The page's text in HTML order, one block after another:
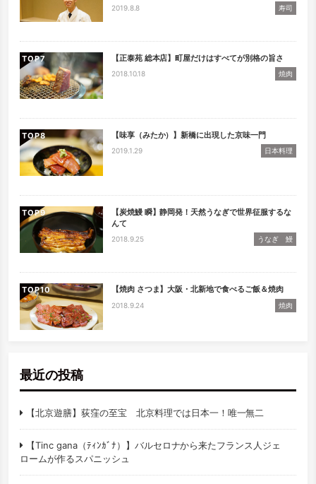
2019.8.8 寿司
TOP 【正泰苑 総本店】町屋だけはすべてが別格の旨さ
2018.10.18 焼肉
TOP 【味享（みたか）】新橋に出現した京味一門
2019.1.29 日本料理
TOP
【炭焼鰻 瞬】静岡発！天然うなぎで世界征服するな
んて
2018.9.25 うなぎ 鰻
TOP 【焼肉 さつま】大阪・北新地で食べるご飯＆焼肉
2018.9.24 焼肉
最近の投稿
【北京遊膳】荻窪の至宝 北京料理では日本一！唯一無二
【Tinc gana（ﾃｨﾝｶﾞﾅ）】バルセロナから来たフランス人ジェ
ロームが作るスパニッシュ